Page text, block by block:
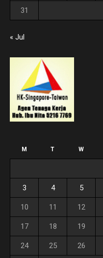
31
« Jul
M T W
3 4 5
10 11 12
17 18 19
24 25 26